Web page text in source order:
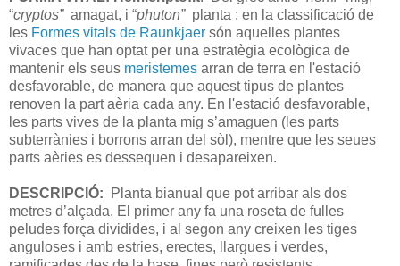
“cryptos” amagat, i “phuton” planta ; en la classificació de
les Formes vitals de Raunkjaer són aquelles plantes
vivaces que han optat per una estratègia ecològica de
mantenir els seus meristemes arran de terra en l'estació
desfavorable, de manera que aquest tipus de plantes
renoven la part aèria cada any. En l'estació desfavorable,
les parts vives de la planta mig s’amaguen (les parts
subterrànies i borrons arran del sòl), mentre que les seues
parts aèries es dessequen i desapareixen.
DESCRIPCIÓ:
Planta bianual que pot arribar als dos
metres d’alçada. El primer any fa una roseta de fulles
peludes força dividides, i al segon any creixen les tiges
anguloses i amb estries, erectes, llargues i verdes,